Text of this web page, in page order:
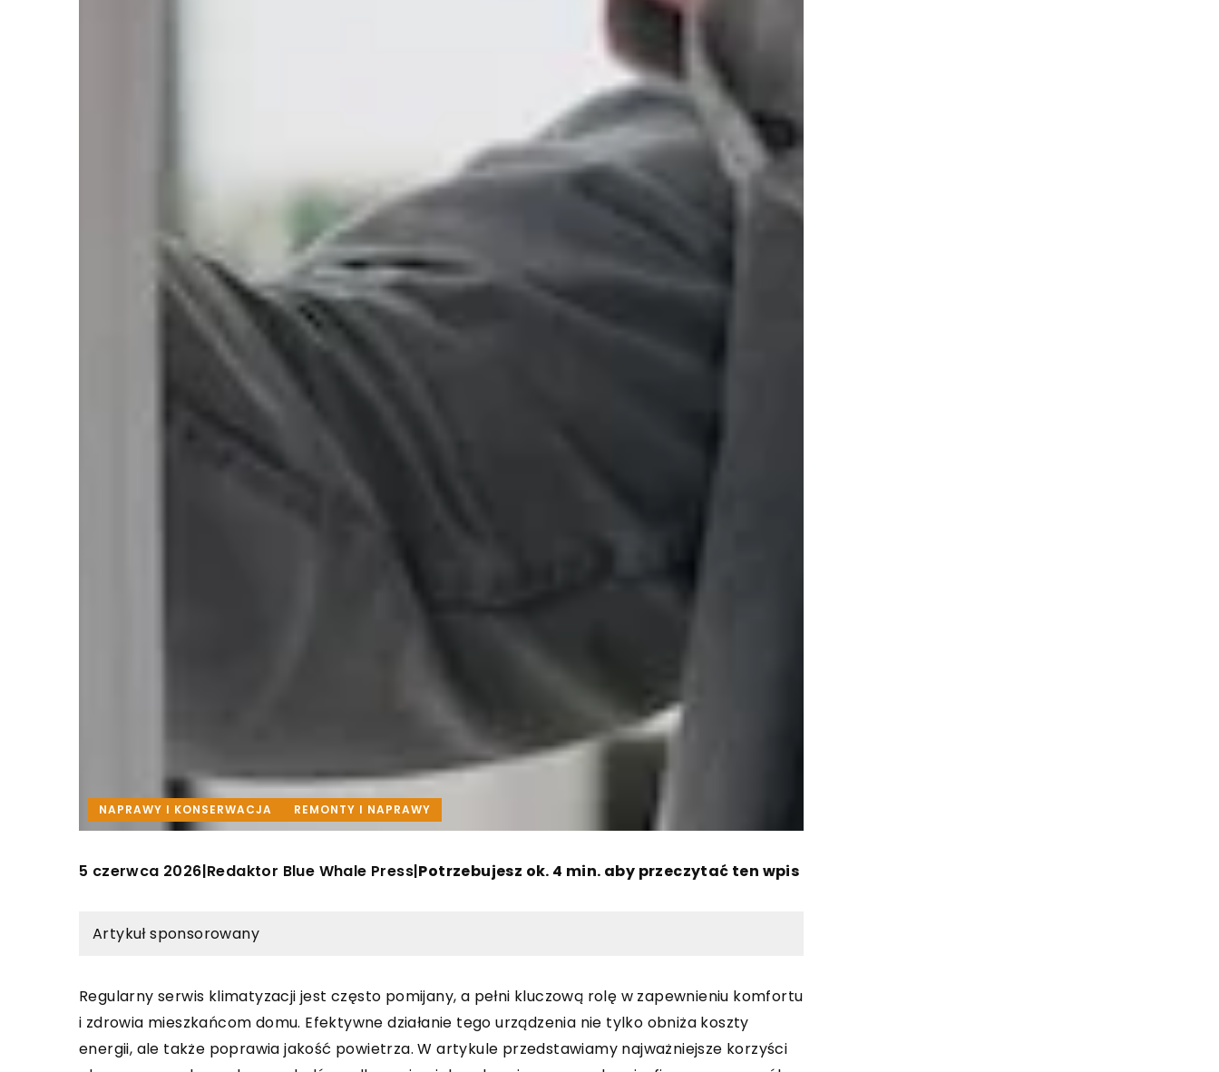
NAPRAWY I KONSERWACJA REMONTY I NAPRAWY
5 czerwca 2026|Redaktor Blue Whale Press|Potrzebujesz ok. 4 min. aby przeczytać ten wpis
Artykuł sponsorowany
Regularny serwis klimatyzacji jest często pomijany, a pełni kluczową rolę w zapewnieniu komfortu
i zdrowia mieszkańcom domu. Efektywne działanie tego urządzenia nie tylko obniża koszty
energii, ale także poprawia jakość powietrza. W artykule przedstawiamy najważniejsze korzyści